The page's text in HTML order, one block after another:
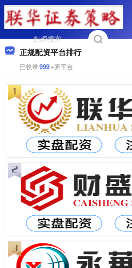
正规配资平台排行
已收录999+家平台